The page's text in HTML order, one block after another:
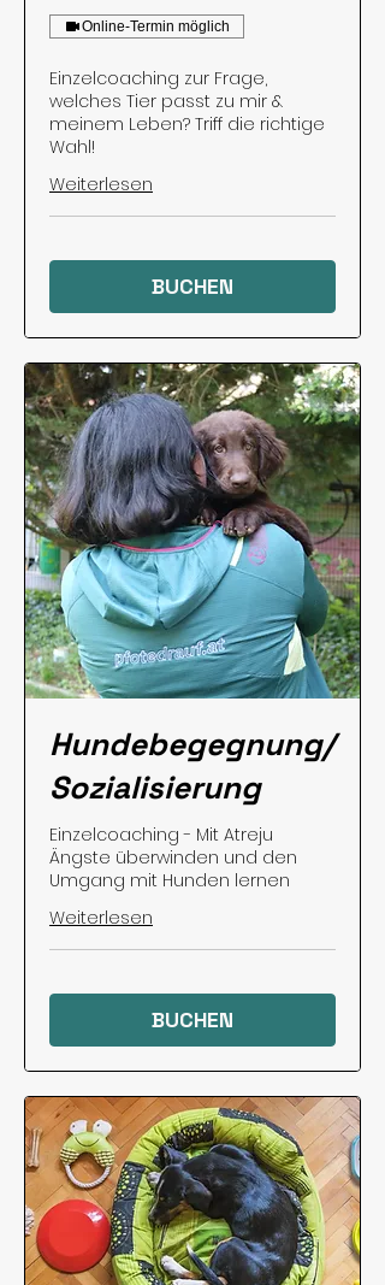
Online-Termin möglich
Einzelcoaching zur Frage,
welches Tier passt zu mir &
meinem Leben? Triff die richtige
Wahl!
Weiterlesen
BUCHEN
Hundebegegnung/
Sozialisierung
Einzelcoaching - Mit Atreju
Ängste überwinden und den
Umgang mit Hunden lernen
Weiterlesen
BUCHEN